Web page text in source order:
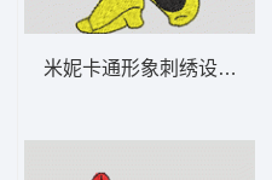
米妮卡通形象刺绣设计 米